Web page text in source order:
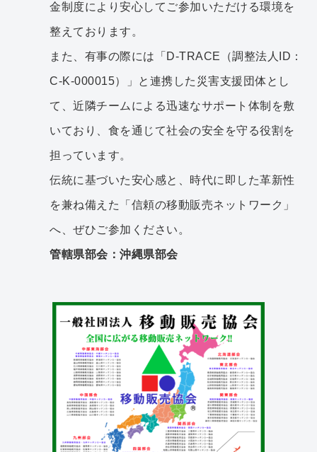
金制度により安心してご参加いただける環境を
整えております。
また、有事の際には「D-TRACE（調整法人ID：
C-K-000015）」と連携した災害支援団体とし
て、近隣チームによる迅速なサポート体制を敷
いており、食を通じて社会の安全を守る役割を
担っています。
伝統に基づいた安心感と、時代に即した革新性
を兼ね備えた「信頼の移動販売ネットワーク」
へ、ぜひご参加ください。
管轄県部会：沖縄県部会